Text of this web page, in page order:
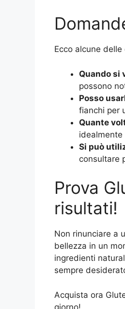
Ecco alcune
Quando si
possono
Posso
fianchi per
Quante
Si può
consultare
Prova
risultati!
Non rinunciare a
bellezza in un
ingredienti
sempre
Acquista ora
giorno!